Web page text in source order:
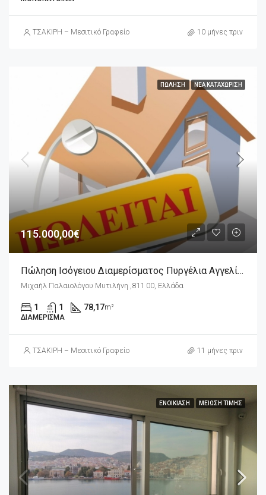
ΤΣΑΚΙΡΗ – Μεσιτικό Γραφείο 10 μήνες πριν
ΠΏΛΗΣΗ ΝΈΑ ΚΑΤΑΧΏΡΙΣΗ
115.000,00€
Πώληση Ισόγειου Διαμερίσματος Πυργέλια Αγγελία 17690
Μιχαήλ Παλαιολόγου Μυτιλήνη ,811 00, Ελλάδα
1 1 78,17m²
ΔΙΑΜΈΡΙΣΜΑ
ΤΣΑΚΙΡΗ – Μεσιτικό Γραφείο 11 μήνες πριν
ΕΝΟΙΚΊΑΣΗ ΜΕΊΩΣΗ ΤΙΜΉΣ